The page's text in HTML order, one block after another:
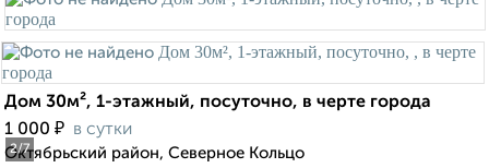
2/7
Дом 30м², 1-этажный, посуточно, в черте города
1 000 ₽ в сутки
Октябрьский район, Северное Кольцо